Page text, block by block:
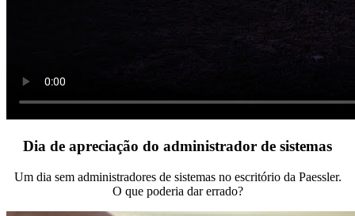
Dia de apreciação do administrador de sistemas
Um dia sem administradores de sistemas no escritório da Paessler.
O que poderia dar errado?